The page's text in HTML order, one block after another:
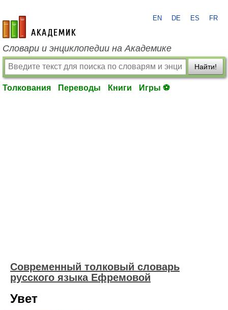
academic.ru
EN DE ES FR
Словари и энциклопедии на Академике
Найти!
Толкования Переводы Книги Игры ⚽
Современный толковый словарь
русского языка Ефремовой
Увет